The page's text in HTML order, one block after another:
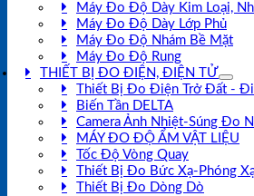
Máy Đo Độ Dày Kim Loại,
Máy Đo Độ Dày Lớp Phủ
Máy Đo Độ Nhám Bề Mặt
Máy Đo Độ Rung
THIẾT BỊ ĐO ĐIỆN, ĐIỆN TỬ
Thiết Bị Đo Điện Trở Đất -
Biến Tần DELTA
Camera Ảnh Nhiệt-Súng Đo
MÁY ĐO ĐỘ ẨM VẬT LIỆU
Tốc Độ Vòng Quay
Thiết Bị Đo Bức Xạ-Phóng
Thiết Bị Đo Dòng Dò